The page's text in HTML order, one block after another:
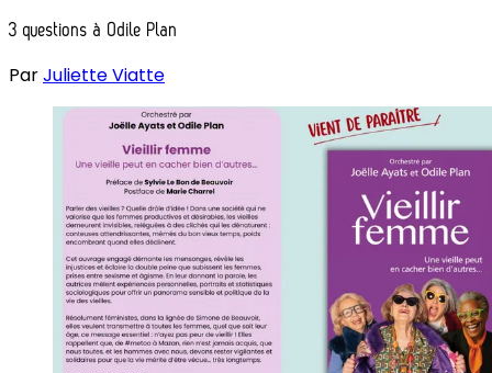
3 questions à Odile Plan
ParJuliette Viatte